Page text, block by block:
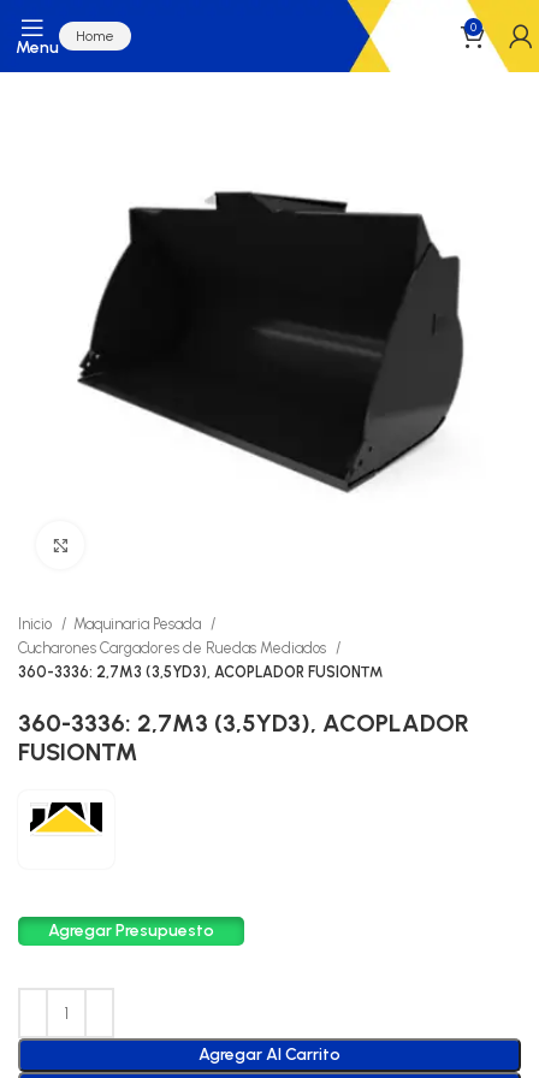
Menu
Home
0
Inicio
Maquinaria Pesada
Cucharones Cargadores de Ruedas Mediados
360-3336: 2,7M3 (3,5YD3), ACOPLADOR FUSION™
360-3336: 2,7M3 (3,5YD3), ACOPLADOR
FUSION™
Agregar Presupuesto
Agregar Al Carrito